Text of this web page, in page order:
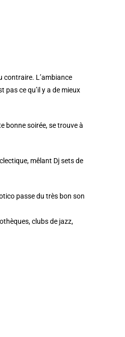
contraire. L’ambiance
ce qu’il y a de mieux
bonne soirée, se trouve à
mêlant Dj sets de
passe du très bon son
clubs de jazz,